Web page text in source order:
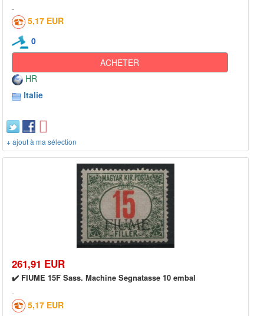
5,17 EUR
0
ACHETER
HR
Italie
+ ajout à ma sélection
261,91 EUR
✔️ FIUME 15F Sass. Machine Segnatasse 10 embal
5,17 EUR